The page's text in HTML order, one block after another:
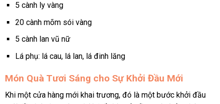
5 cành ly vàng
20 cành mõm sói vàng
5 cành lan vũ nữ
Lá phụ: lá cau, lá lan, lá đinh lăng
Món Quà Tươi Sáng cho Sự Khởi Đầu Mới
Khi một cửa hàng mới khai trương, đó là một bước khởi đầu